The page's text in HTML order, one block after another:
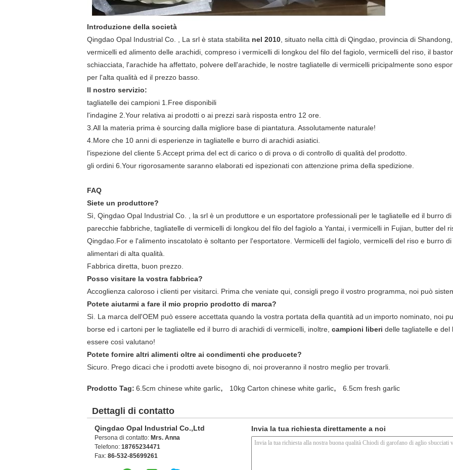
Introduzione della società
Qingdao Opal Industrial Co. , La srl è stata stabilita nel 2010 , situato nella città di Qingdao, provincia di
vermicelli ed alimento delle arachidi, compreso i vermicelli di longkou del filo del fagiolo, vermicelli del riso, il
schiacciata, l'arachide ha affettato, polvere dell'arachide, le nostre tagliatelle di vermicelli pricipalmente sono
per l'alta qualità ed il prezzo basso.
Il nostro servizio:
tagliatelle dei campioni 1.Free disponibili
l'indagine 2.Your relativa ai prodotti o ai prezzi sarà risposta entro 12 ore.
3.All la materia prima è sourcing dalla migliore base di piantatura. Assolutamente naturale!
4.More che 10 anni di esperienze in tagliatelle e burro di arachidi asiatici.
l'ispezione del cliente 5.Accept prima del ect di carico o di prova o di controllo di qualità del prodotto.
gli ordini 6.Your rigorosamente saranno elaborati ed ispezionati con attenzione prima della spedizione.
FAQ
Siete un produttore?
Sì, Qingdao Opal Industrial Co. , la srl è un produttore e un esportatore professionali per le tagliatelle ed il burro
parecchie fabbriche, tagliatelle di vermicelli di longkou del filo del fagiolo a Yantai, i vermicelli in Fujian, butter del
Qingdao.For e l'alimento inscatolato è soltanto per l'esportatore. Vermicelli del fagiolo, vermicelli del riso e burro
alimentari di alta qualità.
Fabbrica diretta, buon prezzo.
Posso visitare la vostra fabbrica?
Accoglienza caloroso i clienti per visitarci. Prima che veniate qui, consigli prego il vostro programma, noi può
Potete aiutarmi a fare il mio proprio prodotto di marca?
Sì. La marca dell'OEM può essere accettata quando la vostra portata della quantità ad un importo nominato, noi
borse ed i cartoni per le tagliatelle ed il burro di arachidi di vermicelli, inoltre, campioni liberi delle tagliatelle e del
essere così valutano!
Potete fornire altri alimenti oltre ai condimenti che producete?
Sicuro. Prego dicaci che i prodotti avete bisogno di, noi proveranno il nostro meglio per trovarli.
Prodotto Tag: 6.5cm chinese white garlic, 10kg Carton chinese white garlic, 6.5cm fresh garlic
Dettagli di contatto
Qingdao Opal Industrial Co.,Ltd
Persona di contatto: Mrs. Anna
Telefono: 18765234471
Fax: 86-532-85699261
Invia la tua richiesta direttamente a noi